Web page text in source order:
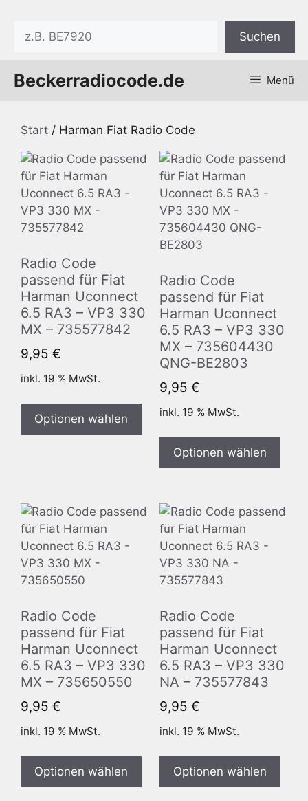
springen
Suchen
Beckerradiocode.de Menü
Start / Harman Fiat Radio Code
Radio Code
passend für Fiat
Harman Uconnect
6.5 RA3 – VP3 330
MX – 735577842
9,95 €
inkl. 19 % MwSt.
Optionen wählen
Radio Code
passend für Fiat
Harman Uconnect
6.5 RA3 – VP3 330
MX – 735604430
QNG-BE2803
9,95 €
inkl. 19 % MwSt.
Optionen wählen
Radio Code
passend für Fiat
Harman Uconnect
6.5 RA3 – VP3 330
MX – 735650550
9,95 €
inkl. 19 % MwSt.
Optionen wählen
Radio Code
passend für Fiat
Harman Uconnect
6.5 RA3 – VP3 330
NA – 735577843
9,95 €
inkl. 19 % MwSt.
Optionen wählen